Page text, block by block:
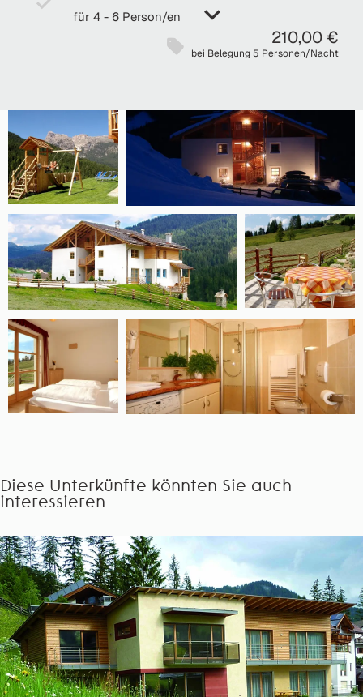
für 4 - 6 Person/en
210,00 €
bei Belegung 5 Personen/Nacht
Diese Unterkünfte könnten Sie auch
interessieren